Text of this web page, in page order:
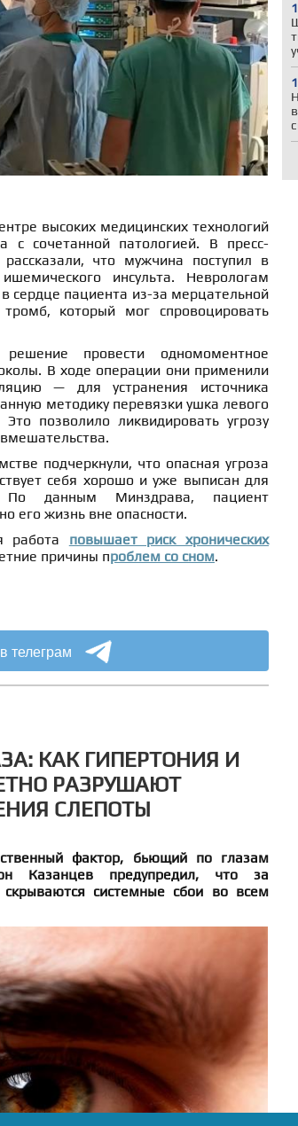
высоких медицинских технологий
с сочетанной патологией. В пресс-
что мужчина поступил в
инсульта. Неврологам
сердце пациента из-за мерцательной
который мог спровоцировать
провести одномоментное
В ходе операции они применили
— для устранения источника
методику перевязки ушка левого
позволило ликвидировать угрозу
подчеркнули, что опасная угроза
себя хорошо и уже выписан для
По данным Минздрава, пациент
его жизнь вне опасности.
работа повышает риск хронических
причины проблем со сном.
телеграм
КАК ГИПЕРТОНИЯ И
РАЗРУШАЮТ
СЛЕПОТЫ
фактор, бьющий по глазам
Казанцев предупредил, что за
системные сбои во всем